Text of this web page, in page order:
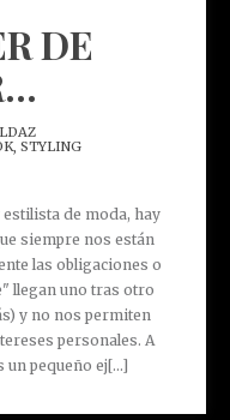
DE
STYLING
de moda, hay
siempre nos están
las obligaciones o
llegan uno tras otro
y no nos permiten
personales. A
pequeño ej[...]